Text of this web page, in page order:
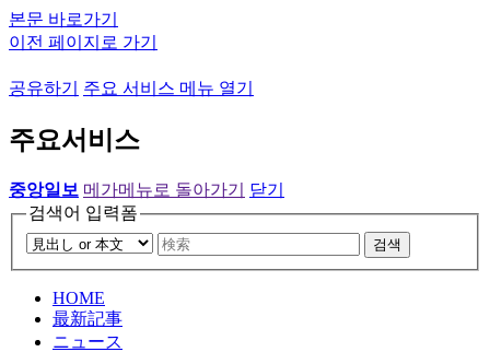
본문 바로가기
이전 페이지로 가기
공유하기 주요 서비스 메뉴 열기
주요서비스
중앙일보 메가메뉴로 돌아가기
닫기
검색어 입력폼
검색
HOME
最新記事
ニュース